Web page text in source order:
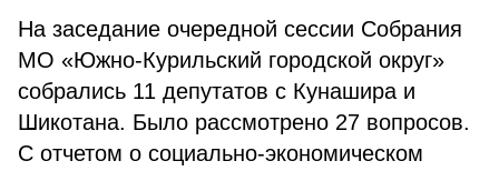
На заседание очередной сессии Собрания
МО «Южно-Курильский городской округ»
собрались 11 депутатов с Кунашира и
Шикотана. Было рассмотрено 27 вопросов.
С отчетом о социально-экономическом